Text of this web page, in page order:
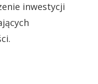
inwestycji